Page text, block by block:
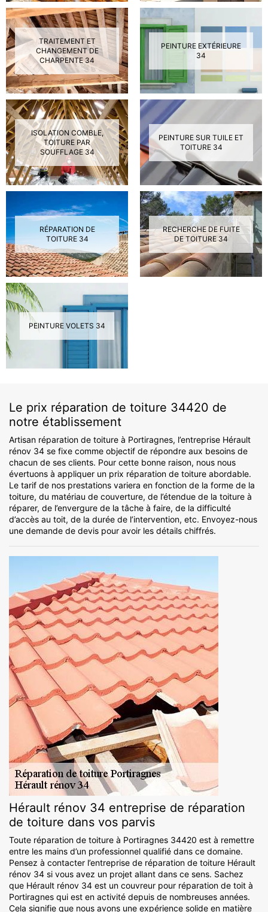
TRAITEMENT ET
CHANGEMENT DE
CHARPENTE 34
PEINTURE EXTÉRIEURE
34
ISOLATION COMBLE,
TOITURE PAR
SOUFFLAGE 34
PEINTURE SUR TUILE ET
TOITURE 34
RÉPARATION DE
TOITURE 34
RECHERCHE DE FUITE
DE TOITURE 34
PEINTURE VOLETS 34
Le prix réparation de toiture 34420 de
notre établissement
Artisan réparation de toiture à Portiragnes, l’entreprise Hérault
rénov 34 se fixe comme objectif de répondre aux besoins de
chacun de ses clients. Pour cette bonne raison, nous nous
évertuons à appliquer un prix réparation de toiture abordable.
Le tarif de nos prestations variera en fonction de la forme de la
toiture, du matériau de couverture, de l’étendue de la toiture à
réparer, de l’envergure de la tâche à faire, de la difficulté
d’accès au toit, de la durée de l’intervention, etc. Envoyez-nous
une demande de devis pour avoir les détails chiffrés.
Hérault rénov 34 entreprise de réparation
de toiture dans vos parvis
Toute réparation de toiture à Portiragnes 34420 est à remettre
entre les mains d’un professionnel qualifié dans ce domaine.
Pensez à contacter l’entreprise de réparation de toiture Hérault
rénov 34 si vous avez un projet allant dans ce sens. Sachez
que Hérault rénov 34 est un couvreur pour réparation de toit à
Portiragnes qui est en activité depuis de nombreuses années.
Cela signifie que nous avons une expérience solide en matière